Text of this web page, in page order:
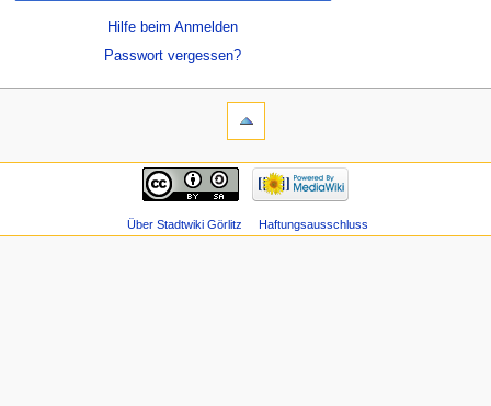
Hilfe beim Anmelden
Passwort vergessen?
Über Stadtwiki Görlitz Haftungsausschluss